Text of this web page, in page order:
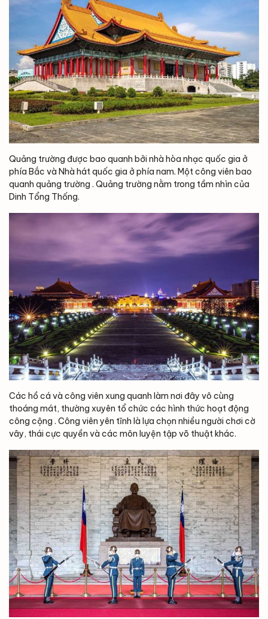
Quảng trường được bao quanh bởi nhà hòa nhạc quốc gia ở
phía Bắc và Nhà hát quốc gia ở phía nam. Một công viên bao
quanh quảng trường . Quảng trường nằm trong tầm nhìn của
Dinh Tổng Thống.
Các hồ cá và công viên xung quanh làm nơi đây vô cùng
thoáng mát, thường xuyên tổ chức các hình thức hoạt động
công cộng . Công viên yên tĩnh là lựa chọn nhiều người chơi cờ
vây, thái cực quyền và các môn luyện tập võ thuật khác.